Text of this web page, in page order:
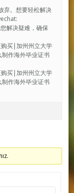
弃。想要轻松解决
解决疑难，确保
购买|加州州立大学
作海外毕业证书
购买|加州州立大学
作海外毕业证书